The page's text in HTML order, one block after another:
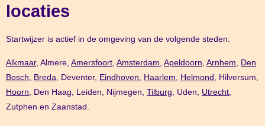
locaties
Startwijzer is actief in de omgeving van de volgende steden:
Alkmaar, Almere, Amersfoort Amsterdam Apeldoorn Arnhem
Den
Bosch,
Breda , Deventer, Eindhoven Haarlem Helmond , Hilversum,
Hoorn , Den Haag, Leiden, Nijmegen, Tilburg , Uden, Utrecht
Zutphen en Zaanstad.